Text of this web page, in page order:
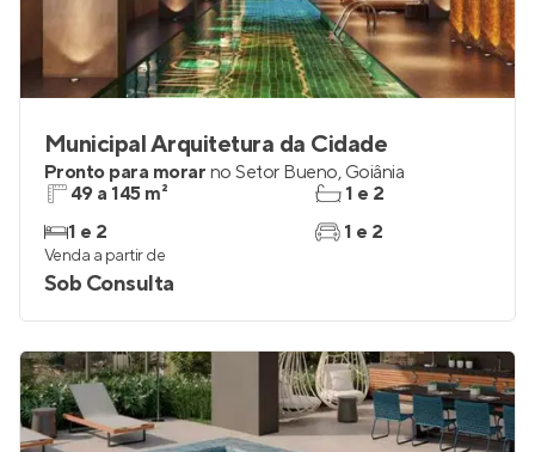
Municipal Arquitetura da Cidade
Pronto para morar no Setor Bueno, Goiânia
49 a 145 m²
1 e 2
1 e 2
1 e 2
Venda a partir de
Sob Consulta